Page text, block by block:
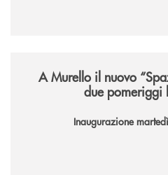
A Murello il nuovo
due pomeriggi
Inaugurazione